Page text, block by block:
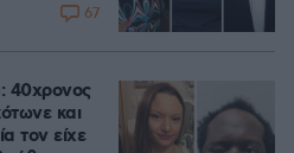
67
40χρονος
και
τον είχε